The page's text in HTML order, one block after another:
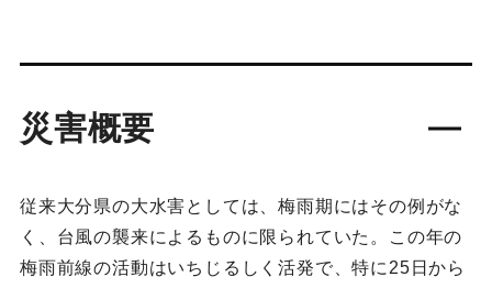
災害概要
従来大分県の大水害としては、梅雨期にはその例がな
く、台風の襲来によるものに限られていた。この年の
梅雨前線の活動はいちじるしく活発で、特に25日から